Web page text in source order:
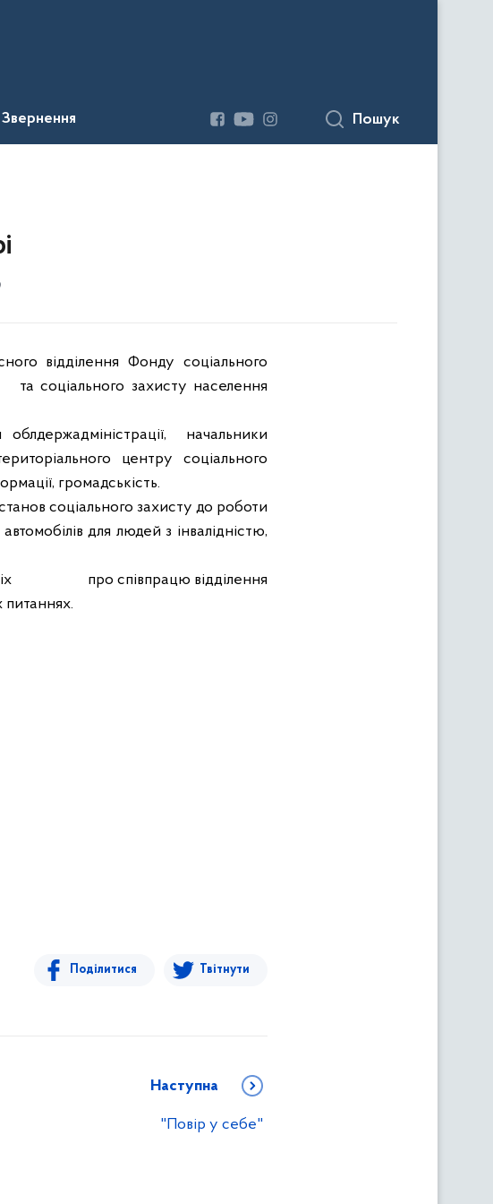
Звернення Пошук
відділення Фонду соціального
та соціального захисту населення
начальники
центру соціального
громадськість.
соціального захисту до роботи
для людей з інвалідністю,
про співпрацю відділення
питаннях.
Поділитися Твітнути
Наступна
"Повір у себе"